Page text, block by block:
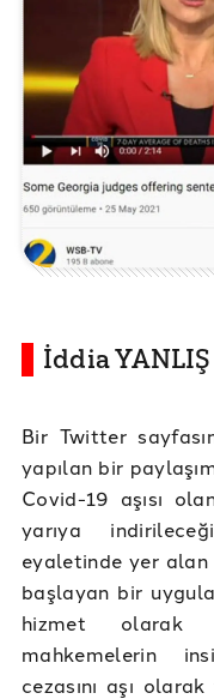
İddia YANLIŞ
Bir Twitter
yapılan bir
Covid-19 aşısı
yarıya
eyaletinde yer
başlayan bir
hizmet olarak
mahkemelerin
cezasını aşı